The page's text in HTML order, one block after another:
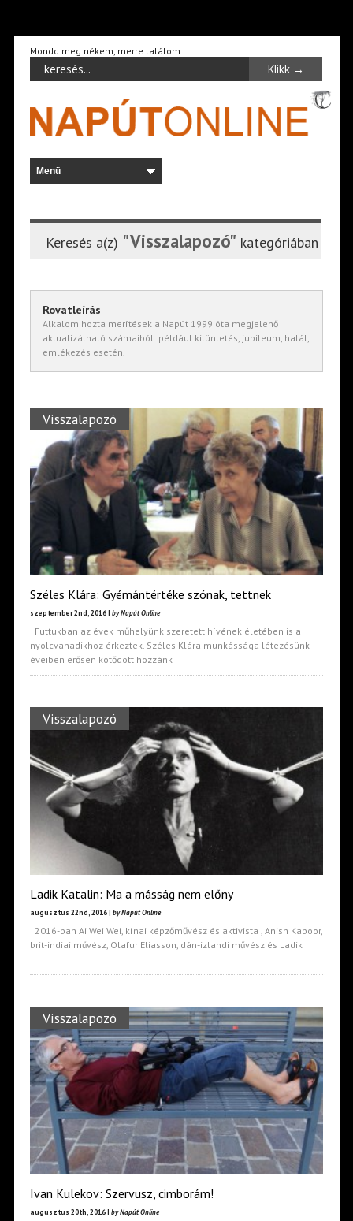
Mondd meg nékem, merre találom…
Keresés a(z) "Visszalapozó" kategóriában
Rovatleírás
Alkalom hozta merítések a Napút 1999 óta megjelenő
aktualizálható számaiból: például kitüntetés, jubileum, halál,
emlékezés esetén.
Visszalapozó
Széles Klára: Gyémántértéke szónak, tettnek
szeptember 2nd, 2016 | by Napút Online
Futtukban az évek műhelyünk szeretett hívének életében is a
nyolcvanadikhoz érkeztek. Széles Klára munkássága létezésünk
éveiben erősen kötődött hozzánk
Visszalapozó
Ladik Katalin: Ma a másság nem előny
augusztus 22nd, 2016 | by Napút Online
2016-ban Ai Wei Wei, kínai képzőművész és aktivista , Anish Kapoor,
brit-indiai művész, Olafur Eliasson, dán-izlandi művész és Ladik
Visszalapozó
Ivan Kulekov: Szervusz, cimborám!
augusztus 20th, 2016 | by Napút Online